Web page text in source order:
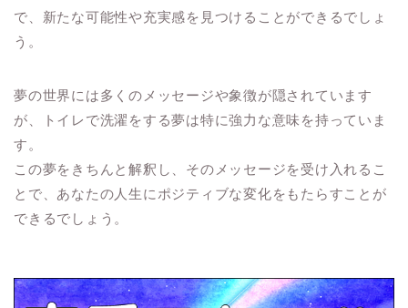
で、新たな可能性や充実感を見つけることができるでしょ
う。
夢の世界には多くのメッセージや象徴が隠されています
が、トイレで洗濯をする夢は特に強力な意味を持っていま
す。
この夢をきちんと解釈し、そのメッセージを受け入れるこ
とで、あなたの人生にポジティブな変化をもたらすことが
できるでしょう。